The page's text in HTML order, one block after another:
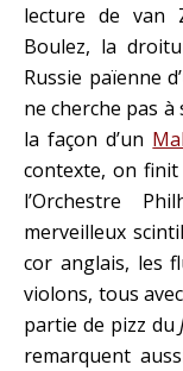
lecture de van
Boulez, la
Russie païenne
ne cherche pas
la façon d’un
contexte, on
l’Orchestre
merveilleux
cor anglais, les
violons, tous
partie de pizz du
remarquent